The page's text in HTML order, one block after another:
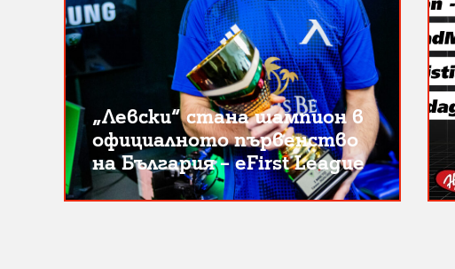
„Левски“ стана шампион в
официалното първенство
на България – eFirst League